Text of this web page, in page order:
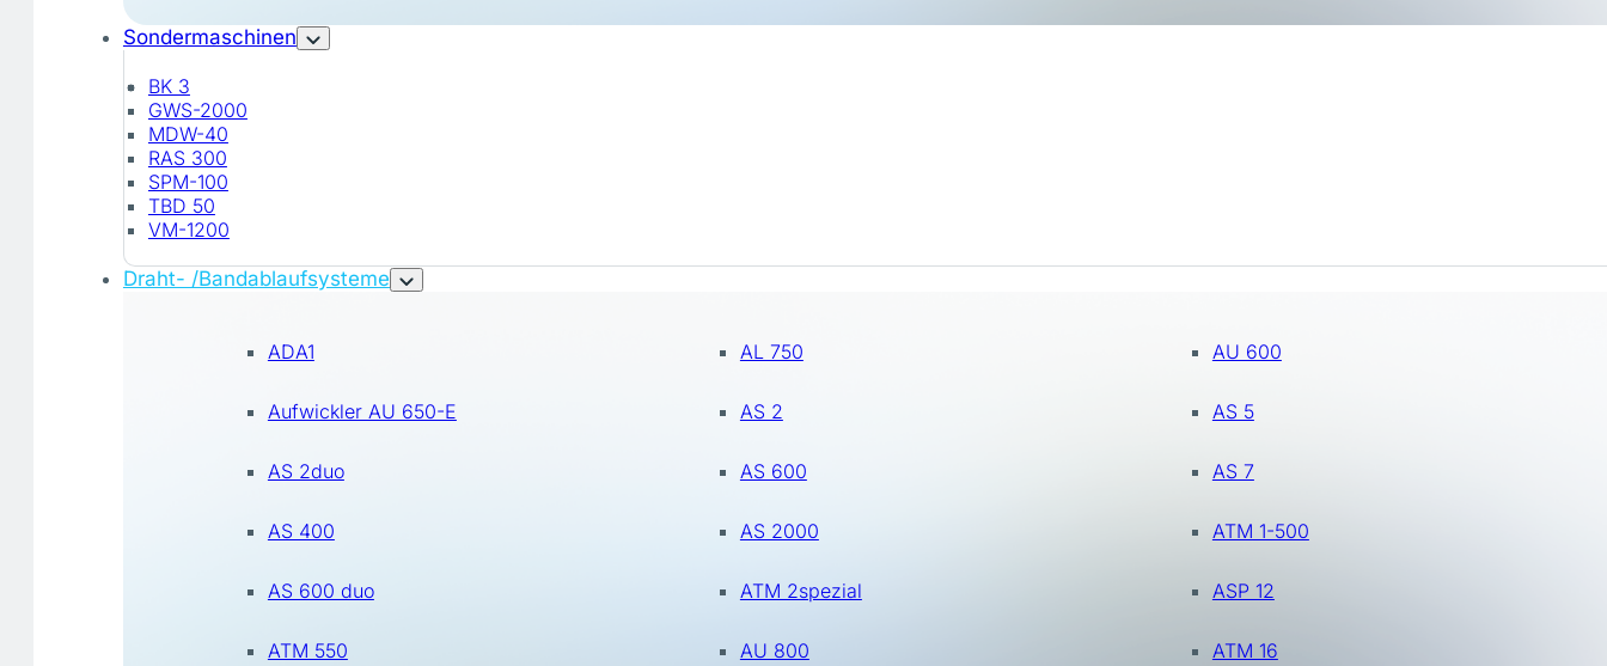
Sondermaschinen
BK 3
GWS-2000
MDW-40
RAS 300
SPM-100
TBD 50
VM-1200
Draht- /Bandablaufsysteme
ADA1 AL 750 AU 600
Aufwickler AU 650-E AS 2 AS 5
AS 2duo AS 600 AS 7
AS 400 AS 2000 ATM 1-500
AS 600 duo ATM 2spezial ASP 12
ATM 550 AU 800 ATM 16